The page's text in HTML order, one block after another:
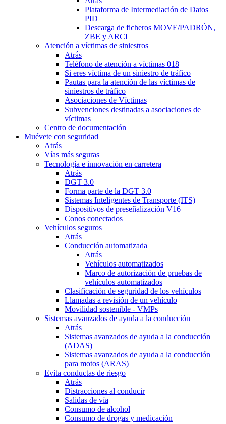
Plataforma de Intermediación de Datos
PID
Descarga de ficheros MOVE/PADRÓN,
ZBE y ARCI
Atención a víctimas de siniestros
Atrás
Teléfono de atención a víctimas 018
Si eres víctima de un siniestro de tráfico
Pautas para la atención de las víctimas de
siniestros de tráfico
Asociaciones de Víctimas
Subvenciones destinadas a asociaciones de
víctimas
Centro de documentación
Muévete con seguridad
Atrás
Vías más seguras
Tecnología e innovación en carretera
Atrás
DGT 3.0
Forma parte de la DGT 3.0
Sistemas Inteligentes de Transporte (ITS)
Dispositivos de preseñalización V16
Conos conectados
Vehículos seguros
Atrás
Conducción automatizada
Atrás
Vehículos automatizados
Marco de autorización de pruebas de
vehículos automatizados
Clasificación de seguridad de los vehículos
Llamadas a revisión de un vehículo
Movilidad sostenible - VMPs
Sistemas avanzados de ayuda a la conducción
Atrás
Sistemas avanzados de ayuda a la conducción
(ADAS)
Sistemas avanzados de ayuda a la conducción
para motos (ARAS)
Evita conductas de riesgo
Atrás
Distracciones al conducir
Salidas de vía
Consumo de alcohol
Consumo de drogas y medicación